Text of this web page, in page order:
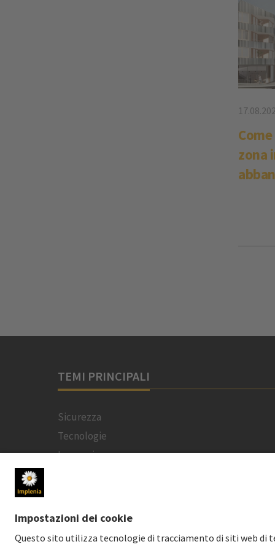
zona
TEMI PRINCIPALI
Sicurezza
Tecnologie
Innovazione
Persone